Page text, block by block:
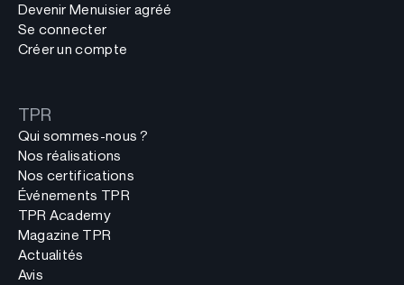
Devenir Menuisier agréé
Se connecter
Créer un compte
TPR
Qui sommes-nous ?
Nos réalisations
Nos certifications
Événements TPR
TPR Academy
Magazine TPR
Actualités
Avis